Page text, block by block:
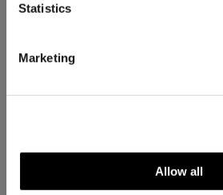
Statistics
Marketing
Allow all